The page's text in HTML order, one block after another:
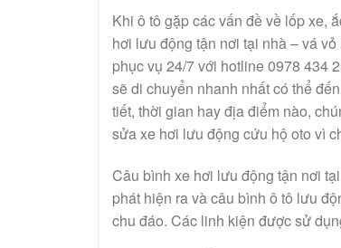
Khi ô tô gặp các vấn đề về lốp xe,
hơi lưu động tận nơi tại nhà – vá
phục vụ 24/7 với hotline 0978 434
sẽ di chuyển nhanh nhất có thể
tiết, thời gian hay địa điểm nào,
sửa xe hơi lưu động cứu hộ oto vì
Câu bình xe hơi lưu động tận nơi
phát hiện ra và câu bình ô tô lưu
chu đáo. Các linh kiện được sử